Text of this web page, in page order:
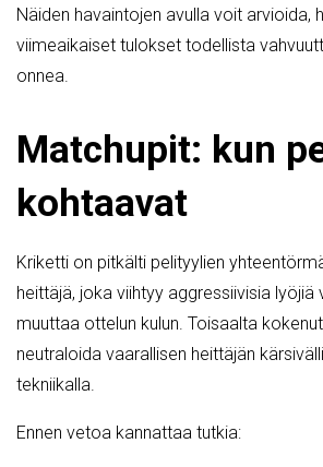
Näiden havaintojen avulla voit arvioida,
viimeaikaiset tulokset todellista
onnea.
Matchupit: kun
kohtaavat
Kriketti on pitkälti pelityylien
heittäjä, joka viihtyy aggressiivisia lyöjiä
muuttaa ottelun kulun. Toisaalta
neutraloida vaarallisen heittäjän
tekniikalla.
Ennen vetoa kannattaa tutkia: